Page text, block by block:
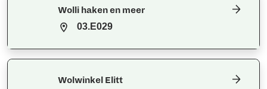
Wolli haken en meer
03.E029
Wolwinkel Elitt